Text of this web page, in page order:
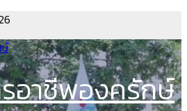
อาชีพองครักษ์